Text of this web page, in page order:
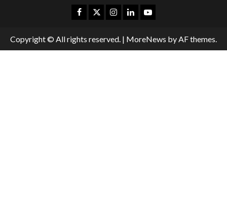
Copyright © All rights reserved. | MoreNews by AF themes.